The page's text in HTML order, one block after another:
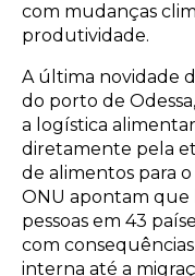
com mudanças
produtividade.
A última novidade
do porto de
a logística
diretamente pela
de alimentos para
ONU apontam que
pessoas em 43
com
interna até a